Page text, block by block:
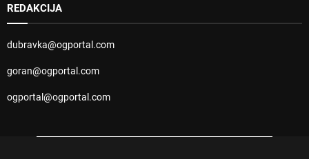
REDAKCIJA
dubravka@ogportal.com
goran@ogportal.com
ogportal@ogportal.com